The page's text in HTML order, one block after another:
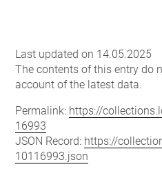
Last updated on 14.05.2025
The contents of this entry do
account of the latest data.
Permalink: https://
16993
JSON Record: https://
10116993.json